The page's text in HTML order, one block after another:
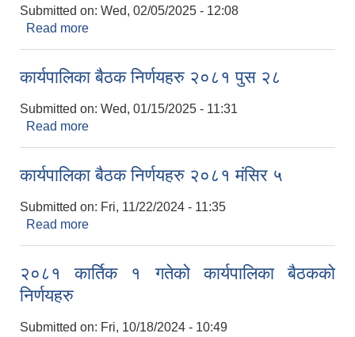
Submitted on: Wed, 02/05/2025 - 12:08
Read more
कार्यपालिका बैठक निर्णयहरु २०८१ पुस २८
Submitted on: Wed, 01/15/2025 - 11:31
Read more
कार्यपालिका बैठक निर्णयहरु २०८१ मंसिर ५
Submitted on: Fri, 11/22/2024 - 11:35
Read more
२०८१ कार्तिक १ गतेको कार्यपालिका बैठकको
निर्णयहरु
Submitted on: Fri, 10/18/2024 - 10:49